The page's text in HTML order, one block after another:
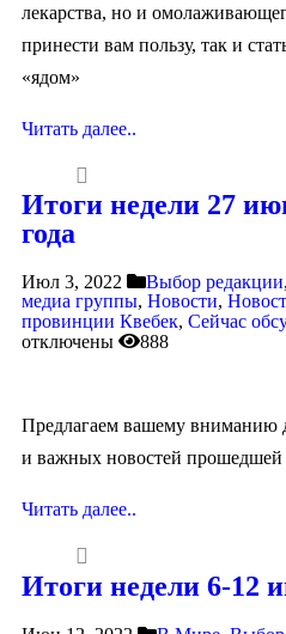
лекарства, но и
принести вам пользу, так и
«ядом»
Читать далее..
Итоги недели 27
года
Июл 3, 2022 Выбор редакции,
медиа группы, Новости,
провинции Квебек, Сейчас
отключены
888
Предлагаем вашему вниманию
и важных новостей прошедшей
Читать далее..
Итоги недели 6-12